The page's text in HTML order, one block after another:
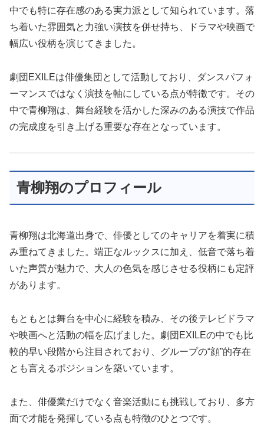
中でも特に存在感のある実力派として知られています。落
ち着いた雰囲気と力強い演技を併せ持ち、ドラマや映画で
幅広い役柄を演じてきました。
劇団EXILEは俳優集団として活動しており、ダンスパフォ
ーマンスではなく演技を軸にしている点が特徴です。その
中で青柳翔は、舞台経験を活かした深みのある演技で作品
の完成度を引き上げる重要な存在となっています。
青柳翔のプロフィール
青柳翔は北海道出身で、俳優としてのキャリアを着実に積
み重ねてきました。端正なルックスに加え、低音で落ち着
いた声質が魅力で、大人の色気を感じさせる役柄にも定評
があります。
もともとは舞台を中心に経験を積み、その後テレビドラマ
や映画へと活動の幅を広げました。劇団EXILEの中でも比
較的早い段階から注目されており、グループの“顔”的存在
とも言えるポジションを築いています。
また、俳優業だけでなく音楽活動にも挑戦しており、多方
面で才能を発揮している点も特徴のひとつです。